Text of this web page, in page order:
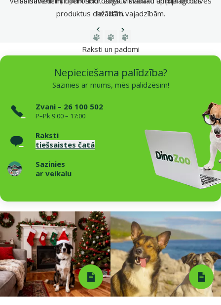
produktus dažādām vajadzībām.
kvalitāti.
Iepriekšējā lapa
Nākamā lapa
Raksti un padomi
Nepieciešama palīdzība?
Sazinies ar mums, mēs palīdzēsim!
Zvani – 26 100 502
P–Pk 9:00 – 17:00
Raksti
tiešsaistes čatā
Sazinies
ar veikalu